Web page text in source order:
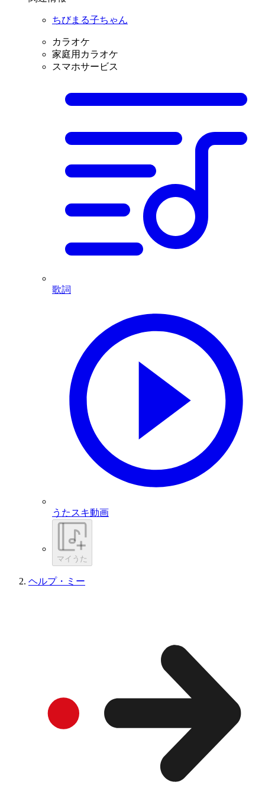
ちびまる子ちゃん
カラオケ
家庭用カラオケ
スマホサービス
歌詞
うたスキ動画
マイうた
ヘルプ・ミー